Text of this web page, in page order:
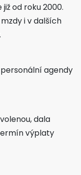
od roku 2000.
i v dalších
agendy
dala
výplaty